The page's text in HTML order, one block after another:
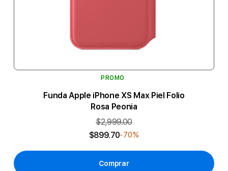
PROMO
Funda Apple iPhone XS Max Piel Folio
Rosa Peonia
$2,999.00
$899.70-70%
Comprar